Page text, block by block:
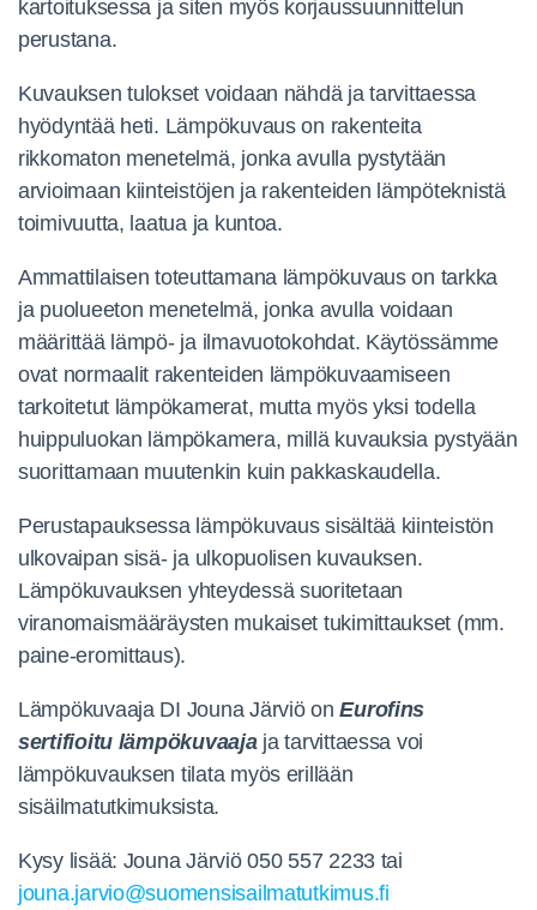
kartoituksessa ja siten myös korjaussuunnittelun
perustana.
Kuvauksen tulokset voidaan nähdä ja tarvittaessa
hyödyntää heti. Lämpökuvaus on rakenteita
rikkomaton menetelmä, jonka avulla pystytään
arvioimaan kiinteistöjen ja rakenteiden lämpöteknistä
toimivuutta, laatua ja kuntoa.
Ammattilaisen toteuttamana lämpökuvaus on tarkka
ja puolueeton menetelmä, jonka avulla voidaan
määrittää lämpö- ja ilmavuotokohdat. Käytössämme
ovat normaalit rakenteiden lämpökuvaamiseen
tarkoitetut lämpökamerat, mutta myös yksi todella
huippuluokan lämpökamera, millä kuvauksia pystyään
suorittamaan muutenkin kuin pakkaskaudella.
Perustapauksessa lämpökuvaus sisältää kiinteistön
ulkovaipan sisä- ja ulkopuolisen kuvauksen.
Lämpökuvauksen yhteydessä suoritetaan
viranomaismääräysten mukaiset tukimittaukset (mm.
paine-eromittaus).
Lämpökuvaaja DI Jouna Järviö onEurofins
sertifioitu lämpökuvaajaja tarvittaessa voi
lämpökuvauksen tilata myös erillään
sisäilmatutkimuksista.
Kysy lisää: Jouna Järviö 050 557 2233 tai
jouna.jarvio@suomensisailmatutkimus.fi